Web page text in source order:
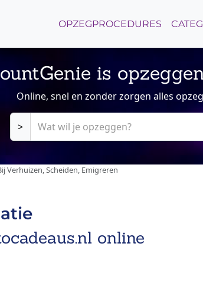
OPZEGPROCEDURES
is
Online, snel en zonder zorgen alles
>
Verhuizen, Scheiden, Emigreren
online